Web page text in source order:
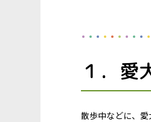
１．愛
散歩中などに、愛